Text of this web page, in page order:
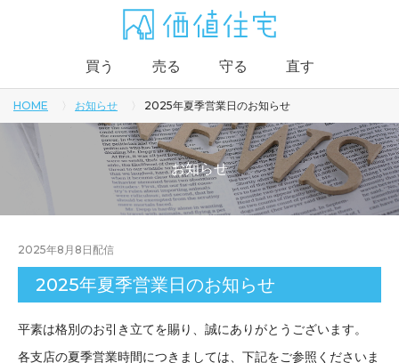
買う 売る 守る 直す
HOME お知らせ 2025年夏季営業日のお知らせ
お知らせ
2025年8月8日 配信
2025年夏季営業日のお知らせ
平素は格別のお引き立てを賜り、誠にありがとうございます。
各支店の夏季営業時間につきましては、下記をご参照くださいま